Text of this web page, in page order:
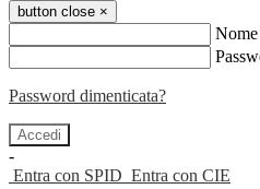
button close ×
Password dimenticata?
-
Entra con SPID Entra con CIE